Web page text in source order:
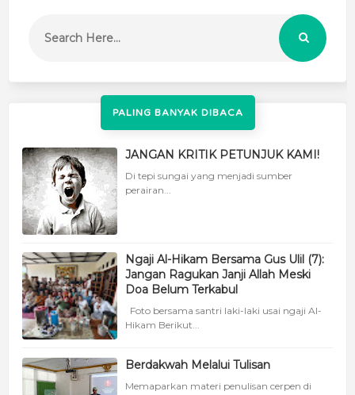
PALING BANYAK DIBACA
JANGAN KRITIK PETUNJUK KAMI!
Di tepi sungai yang menjadi sumber
perairan...
Ngaji Al-Hikam Bersama Gus Ulil (7):
Jangan Ragukan Janji Allah Meski
Doa Belum Terkabul
Foto bersama santri laki-laki usai ngaji Al-
Hikam Berikut...
Berdakwah Melalui Tulisan
Memaparkan materi penulisan cerpen di